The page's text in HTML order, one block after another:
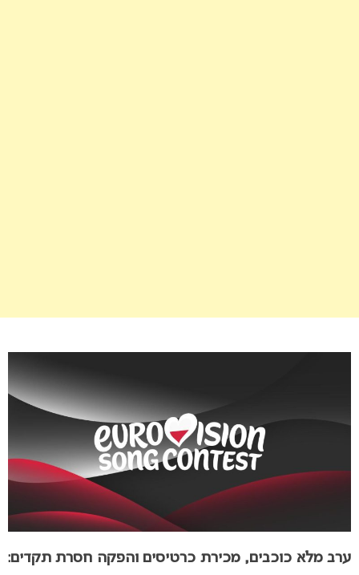
ערב מלא כוכבים, מכירת כרטיסים והפקה חסרת תקדים: